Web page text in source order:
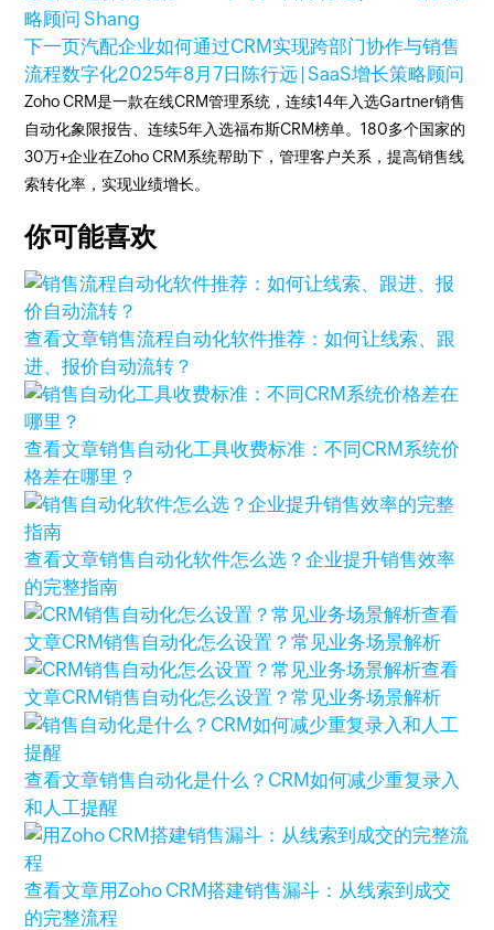
略顾问 Shang
下一页汽配企业如何通过CRM实现跨部门协作与销售
流程数字化2025年8月7日 陈行远 | SaaS增长策略顾问
Zoho CRM是一款在线CRM管理系统，连续14年入选Gartner销售
自动化象限报告、连续5年入选福布斯CRM榜单。180多个国家的
30万+企业在Zoho CRM系统帮助下，管理客户关系，提高销售线
索转化率，实现业绩增长。
你可能喜欢
查看文章销售流程自动化软件推荐：如何让线索、跟
进、报价自动流转？
查看文章销售自动化工具收费标准：不同CRM系统价
格差在哪里？
查看文章销售自动化软件怎么选？企业提升销售效率
的完整指南
查看
文章CRM销售自动化怎么设置？常见业务场景解析
查看
文章CRM销售自动化怎么设置？常见业务场景解析
查看文章销售自动化是什么？CRM如何减少重复录入
和人工提醒
查看文章用Zoho CRM搭建销售漏斗：从线索到成交
的完整流程